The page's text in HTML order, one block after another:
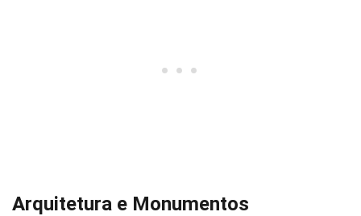
Arquitetura e Monumentos